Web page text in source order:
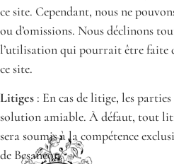
ce site. Cependant, nous ne
ou d’omissions. Nous déclinons
l’utilisation qui pourrait être faite
ce site.
Litiges : En cas de litige, les parties
solution amiable. À défaut, tout
sera soumis à la compétence
de Besançon.